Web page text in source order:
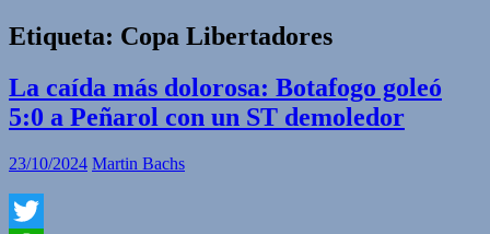
Etiqueta: Copa Libertadores
La caída más dolorosa: Botafogo goleó
5:0 a Peñarol con un ST demoledor
23/10/2024 Martin Bachs